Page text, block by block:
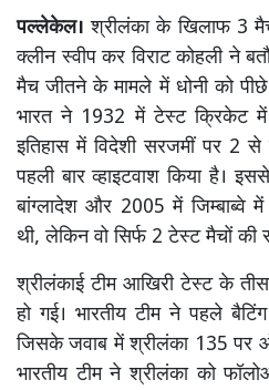
पल्लेकेल। श्रीलंका के खिलाफ 3
क्लीन स्वीप कर विराट कोहली ने
मैच जीतने के मामले में धोनी को
भारत ने 1932 में टेस्ट क्रिकेट
इतिहास में विदेशी सरजमीं पर 2 से
पहली बार व्हाइटवाश किया है।
बांग्लादेश और 2005 में जिम्बाब्वे
थी, लेकिन वो सिर्फ 2 टेस्ट मैचों की
श्रीलंकाई टीम आखिरी टेस्ट के
हो गई। भारतीय टीम ने पहले
जिसके जवाब में श्रीलंका 135 पर
भारतीय टीम ने श्रीलंका को